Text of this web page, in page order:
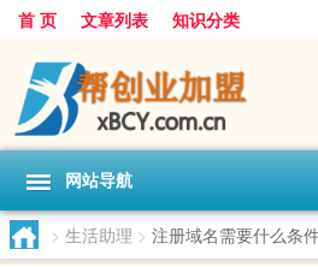
首 页 文章列表 知识分类
网站导航
> 生活助理 > 注册域名需要什么条